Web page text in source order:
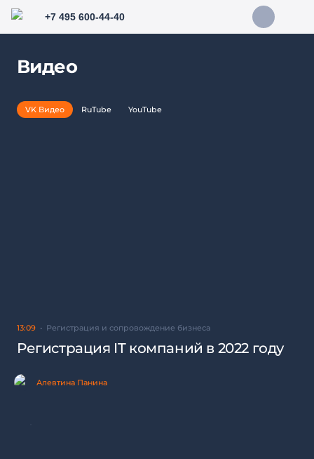
+7 495 600-44-40
Видео
VK Видео RuTube YouTube
13:09 Регистрация и сопровождение бизнеса
Регистрация IT компаний в 2022 году
Алевтина Панина